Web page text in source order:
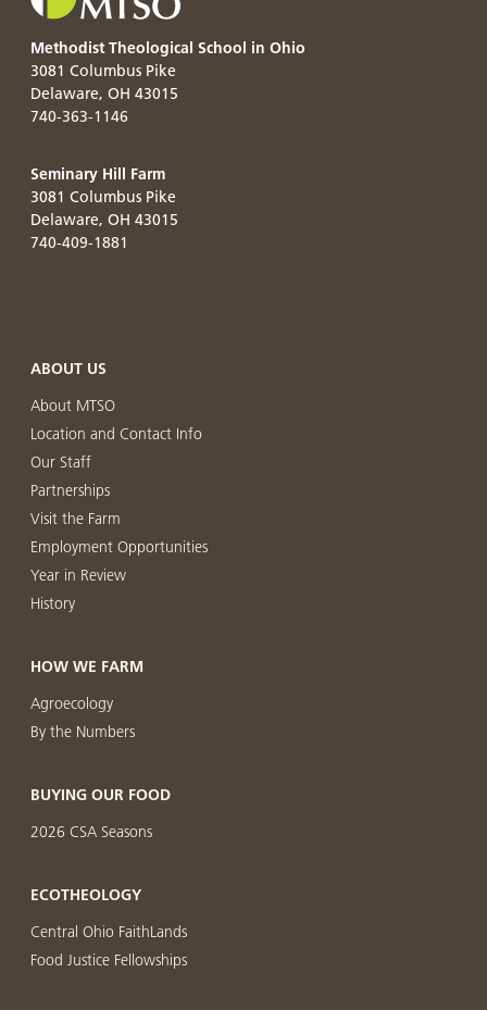
Methodist Theological School in Ohio
3081 Columbus Pike
Delaware, OH 43015
740-363-1146
Seminary Hill Farm
3081 Columbus Pike
Delaware, OH 43015
740-409-1881
ABOUT US
About MTSO
Location and Contact Info
Our Staff
Partnerships
Visit the Farm
Employment Opportunities
Year in Review
History
HOW WE FARM
Agroecology
By the Numbers
BUYING OUR FOOD
2026 CSA Seasons
ECOTHEOLOGY
Central Ohio FaithLands
Food Justice Fellowships